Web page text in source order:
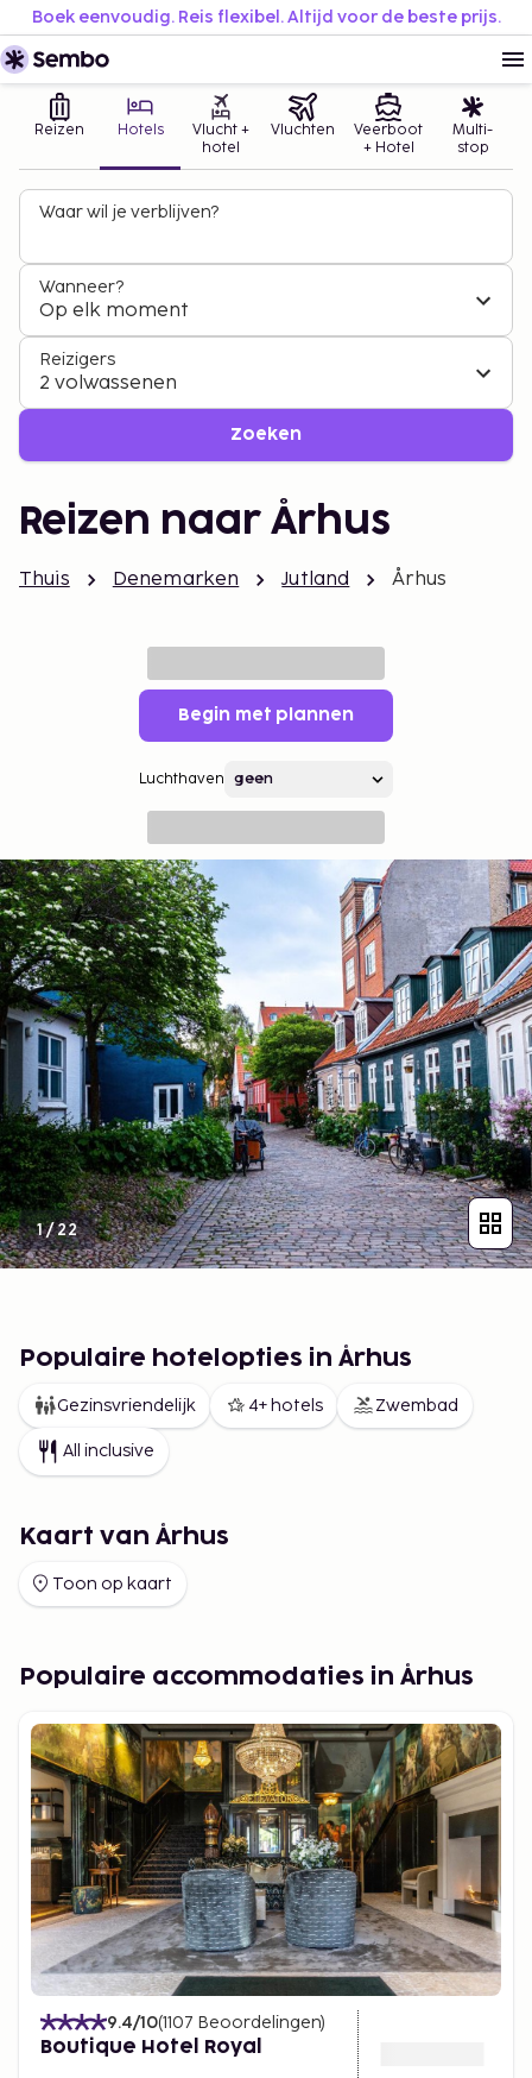
Boek eenvoudig. Reis flexibel. Altijd voor de beste prijs.
Reizen Hotels
Vlucht +
hotel
Vluchten
Veerboot
+ Hotel
Multi-
stop
Waar wil je verblijven?
Wanneer?
Op elk moment
Reizigers
2 volwassenen
Zoeken
Reizen naar Århus
Thuis Denemarken Jutland Århus
Begin met plannen
Luchthaven
1/22
Populaire hotelopties in Århus
Gezinsvriendelijk 4+ hotels Zwembad
All inclusive
Kaart van Århus
Toon op kaart
Populaire accommodaties in Århus
9.4/10(1107 Beoordelingen)
Boutique Hotel Royal